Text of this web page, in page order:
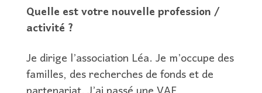
Quelle est votre nouvelle profession /
activité ?
Je dirige l’association Léa. Je m’occupe des
familles, des recherches de fonds et de